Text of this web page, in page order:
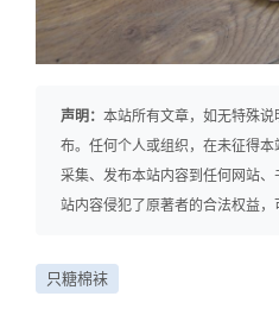
声明： 本站所有文章，如无特殊
布。任何个人或组织，在未征得本
采集、发布本站内容到任何网站
站内容侵犯了原著者的合法权益，
只糖棉袜